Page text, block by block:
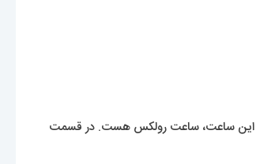
که این ساعت، ساعت رولکس هست. در قسمت